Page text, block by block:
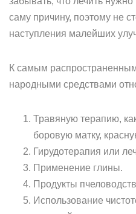
саму причину, поэтому не
наступления малейших
К самым
народными средствами
Травяную терапию,
боровую матку,
Гирудотерапия или
Применение глины.
Продукты
Использование